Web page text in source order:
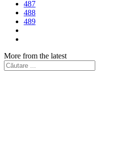
487
488
489
More from the latest